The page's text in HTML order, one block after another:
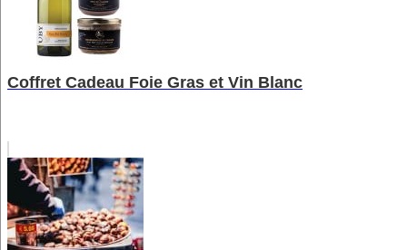
Coffret Cadeau Foie Gras et Vin Blanc